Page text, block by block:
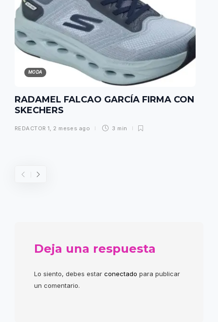
MODA
RADAMEL FALCAO GARCÍA FIRMA CON
SKECHERS
REDACTOR 1, 2 meses ago 3 min
Deja una respuesta
Lo siento, debes estar conectado para publicar
un comentario.